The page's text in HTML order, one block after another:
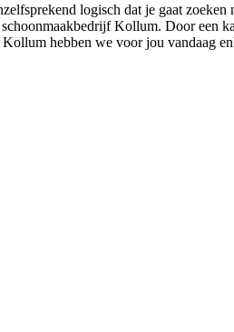
logisch dat je gaat
Kollum. Door
hebben we voor jou vandaag